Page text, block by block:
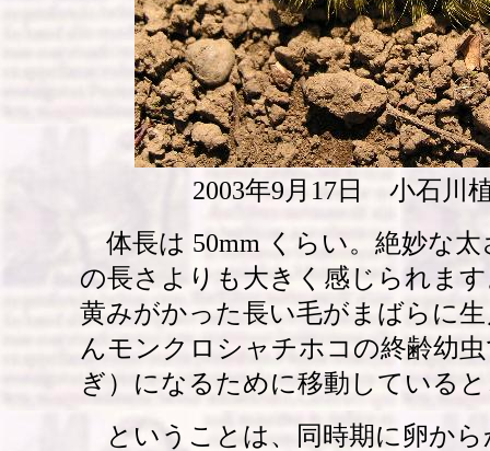
2003年9月17日 小石川
体長は 50mm くらい。絶妙な
の長さよりも大きく感じられま
黄みがかった長い毛がまばらに
んモンクロシャチホコの終齢幼
ぎ）になるために移動している
ということは、同時期に卵から